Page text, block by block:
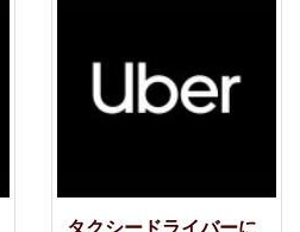
タクシードライバーに